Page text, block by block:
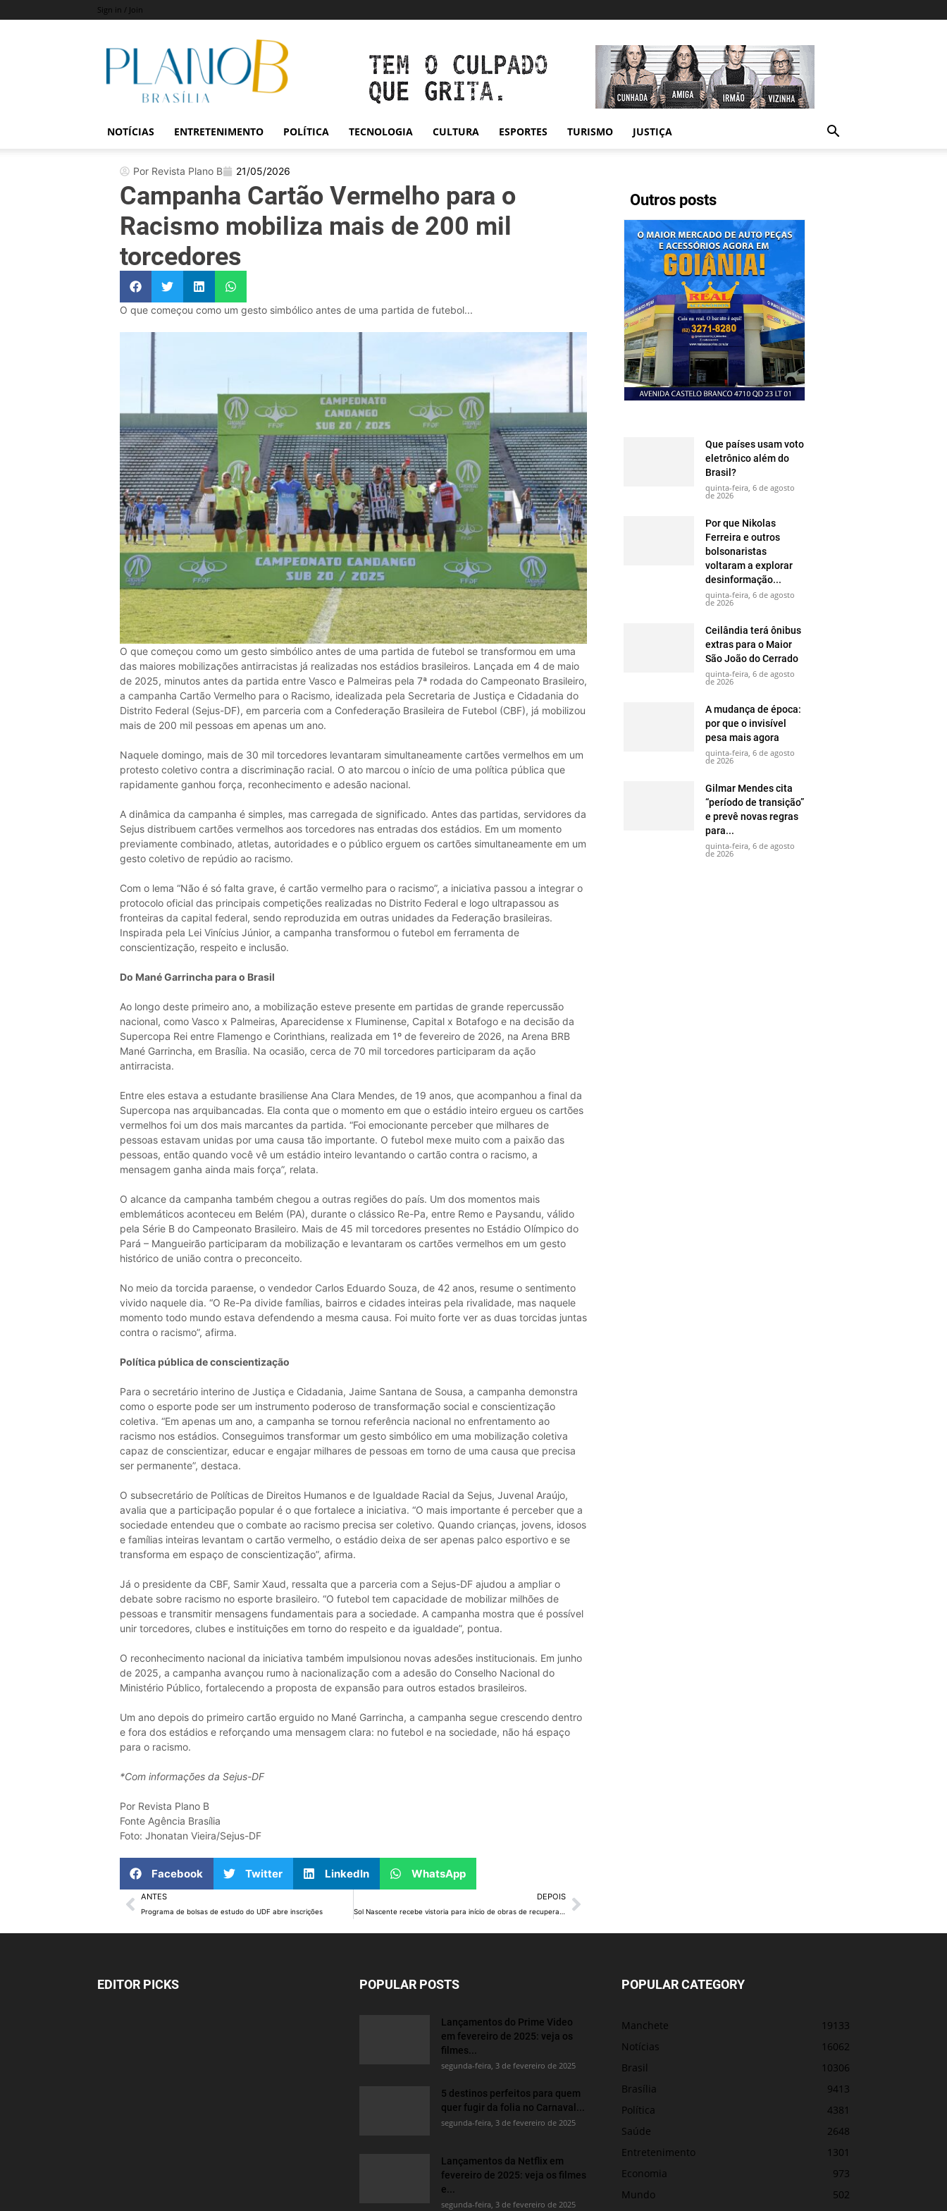
Sign in / Join
Revista
Plano
NOTÍCIAS ENTRETENIMENTO POLÍTICA TECNOLOGIA CULTURA ESPORTES TURISMO JUSTIÇA
Outros posts
Que países usam voto
eletrônico além do
Brasil?
quinta-feira, 6 de agosto
de 2026
Por que Nikolas
Ferreira e outros
bolsonaristas
voltaram a explorar
desinformação...
quinta-feira, 6 de agosto
de 2026
Ceilândia terá ônibus
extras para o Maior
São João do Cerrado
quinta-feira, 6 de agosto
de 2026
A mudança de época:
por que o invisível
pesa mais agora
quinta-feira, 6 de agosto
de 2026
Gilmar Mendes cita
“período de transição”
e prevê novas regras
para...
quinta-feira, 6 de agosto
de 2026
Por Revista Plano B 21/05/2026
Campanha Cartão Vermelho para o
Racismo mobiliza mais de 200 mil
torcedores
O que começou como um gesto simbólico antes de uma partida de futebol...
O que começou como um gesto simbólico antes de uma partida de futebol se transformou em uma
das maiores mobilizações antirracistas já realizadas nos estádios brasileiros. Lançada em 4 de maio
de 2025, minutos antes da partida entre Vasco e Palmeiras pela 7ª rodada do Campeonato Brasileiro,
a campanha Cartão Vermelho para o Racismo, idealizada pela Secretaria de Justiça e Cidadania do
Distrito Federal (Sejus-DF), em parceria com a Confederação Brasileira de Futebol (CBF), já mobilizou
mais de 200 mil pessoas em apenas um ano.
Naquele domingo, mais de 30 mil torcedores levantaram simultaneamente cartões vermelhos em um
protesto coletivo contra a discriminação racial. O ato marcou o início de uma política pública que
rapidamente ganhou força, reconhecimento e adesão nacional.
A dinâmica da campanha é simples, mas carregada de significado. Antes das partidas, servidores da
Sejus distribuem cartões vermelhos aos torcedores nas entradas dos estádios. Em um momento
previamente combinado, atletas, autoridades e o público erguem os cartões simultaneamente em um
gesto coletivo de repúdio ao racismo.
Com o lema “Não é só falta grave, é cartão vermelho para o racismo”, a iniciativa passou a integrar o
protocolo oficial das principais competições realizadas no Distrito Federal e logo ultrapassou as
fronteiras da capital federal, sendo reproduzida em outras unidades da Federação brasileiras.
Inspirada pela Lei Vinícius Júnior, a campanha transformou o futebol em ferramenta de
conscientização, respeito e inclusão.
Do Mané Garrincha para o Brasil
Ao longo deste primeiro ano, a mobilização esteve presente em partidas de grande repercussão
nacional, como Vasco x Palmeiras, Aparecidense x Fluminense, Capital x Botafogo e na decisão da
Supercopa Rei entre Flamengo e Corinthians, realizada em 1º de fevereiro de 2026, na Arena BRB
Mané Garrincha, em Brasília. Na ocasião, cerca de 70 mil torcedores participaram da ação
antirracista.
Entre eles estava a estudante brasiliense Ana Clara Mendes, de 19 anos, que acompanhou a final da
Supercopa nas arquibancadas. Ela conta que o momento em que o estádio inteiro ergueu os cartões
vermelhos foi um dos mais marcantes da partida. “Foi emocionante perceber que milhares de
pessoas estavam unidas por uma causa tão importante. O futebol mexe muito com a paixão das
pessoas, então quando você vê um estádio inteiro levantando o cartão contra o racismo, a
mensagem ganha ainda mais força”, relata.
O alcance da campanha também chegou a outras regiões do país. Um dos momentos mais
emblemáticos aconteceu em Belém (PA), durante o clássico Re-Pa, entre Remo e Paysandu, válido
pela Série B do Campeonato Brasileiro. Mais de 45 mil torcedores presentes no Estádio Olímpico do
Pará – Mangueirão participaram da mobilização e levantaram os cartões vermelhos em um gesto
histórico de união contra o preconceito.
No meio da torcida paraense, o vendedor Carlos Eduardo Souza, de 42 anos, resume o sentimento
vivido naquele dia. “O Re-Pa divide famílias, bairros e cidades inteiras pela rivalidade, mas naquele
momento todo mundo estava defendendo a mesma causa. Foi muito forte ver as duas torcidas juntas
contra o racismo”, afirma.
Política pública de conscientização
Para o secretário interino de Justiça e Cidadania, Jaime Santana de Sousa, a campanha demonstra
como o esporte pode ser um instrumento poderoso de transformação social e conscientização
coletiva. “Em apenas um ano, a campanha se tornou referência nacional no enfrentamento ao
racismo nos estádios. Conseguimos transformar um gesto simbólico em uma mobilização coletiva
capaz de conscientizar, educar e engajar milhares de pessoas em torno de uma causa que precisa
ser permanente”, destaca.
O subsecretário de Políticas de Direitos Humanos e de Igualdade Racial da Sejus, Juvenal Araújo,
avalia que a participação popular é o que fortalece a iniciativa. “O mais importante é perceber que a
sociedade entendeu que o combate ao racismo precisa ser coletivo. Quando crianças, jovens, idosos
e famílias inteiras levantam o cartão vermelho, o estádio deixa de ser apenas palco esportivo e se
transforma em espaço de conscientização”, afirma.
Já o presidente da CBF, Samir Xaud, ressalta que a parceria com a Sejus-DF ajudou a ampliar o
debate sobre racismo no esporte brasileiro. “O futebol tem capacidade de mobilizar milhões de
pessoas e transmitir mensagens fundamentais para a sociedade. A campanha mostra que é possível
unir torcedores, clubes e instituições em torno do respeito e da igualdade”, pontua.
O reconhecimento nacional da iniciativa também impulsionou novas adesões institucionais. Em junho
de 2025, a campanha avançou rumo à nacionalização com a adesão do Conselho Nacional do
Ministério Público, fortalecendo a proposta de expansão para outros estados brasileiros.
Um ano depois do primeiro cartão erguido no Mané Garrincha, a campanha segue crescendo dentro
e fora dos estádios e reforçando uma mensagem clara: no futebol e na sociedade, não há espaço
para o racismo.
*Com informações da Sejus-DF
Por Revista Plano B
Fonte Agência Brasília
Foto: Jhonatan Vieira/Sejus-DF
Facebook Twitter LinkedIn WhatsApp
ANTES
Programa de bolsas de estudo do UDF abre inscrições
DEPOIS
Sol Nascente recebe vistoria para início de obras de recuperação ambiental
EDITOR PICKS POPULAR POSTS
Lançamentos do Prime Video
em fevereiro de 2025: veja os
filmes...
segunda-feira, 3 de fevereiro de 2025
5 destinos perfeitos para quem
quer fugir da folia no Carnaval...
segunda-feira, 3 de fevereiro de 2025
Lançamentos da Netflix em
fevereiro de 2025: veja os filmes
e...
segunda-feira, 3 de fevereiro de 2025
POPULAR CATEGORY
Manchete
19133
Notícias
16062
Brasil
10306
Brasília
9413
Política
4381
Saúde
2648
Entretenimento
1301
Economia
973
Mundo
502